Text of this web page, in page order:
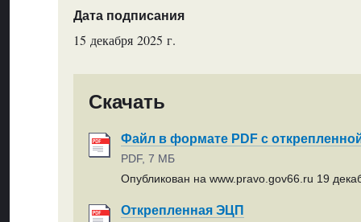
Дата подписания
15 декабря 2025 г.
Скачать
Файл в формате PDF с
PDF, 7 МБ
Опубликован на www.pravo.gov66.ru 19
Открепленная ЭЦП